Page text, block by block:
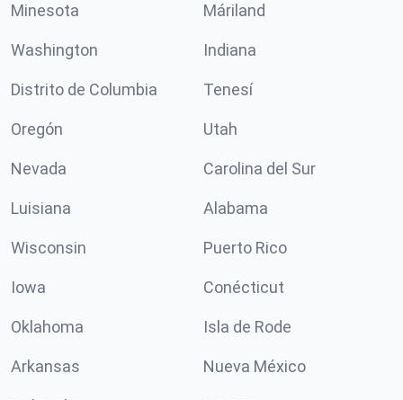
Minesota Máriland
Washington Indiana
Distrito de Columbia Tenesí
Oregón Utah
Nevada Carolina del Sur
Luisiana Alabama
Wisconsin Puerto Rico
Iowa Conécticut
Oklahoma Isla de Rode
Arkansas Nueva México